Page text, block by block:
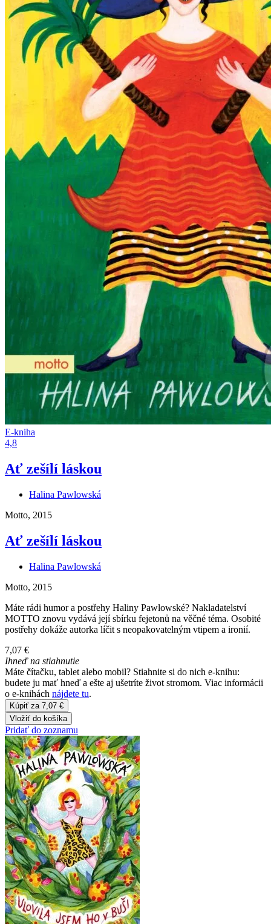
E-kniha
4,8
Ať zešílí láskou
Halina Pawlowská
Motto, 2015
Ať zešílí láskou
Halina Pawlowská
Motto, 2015
Máte rádi humor a postřehy Haliny Pawlowské? Nakladatelství
MOTTO znovu vydává její sbírku fejetonů na věčné téma. Osobité
postřehy dokáže autorka líčit s neopakovatelným vtipem a ironií.
7,07 €
Ihneď na stiahnutie
Máte čítačku, tablet alebo mobil? Stiahnite si do nich e-knihu:
budete ju mať hneď a ešte aj ušetríte život stromom. Viac informácii
o e-knihách nájdete tu.
Kúpiť za 7,07 €
Vložiť do košíka
Pridať do zoznamu